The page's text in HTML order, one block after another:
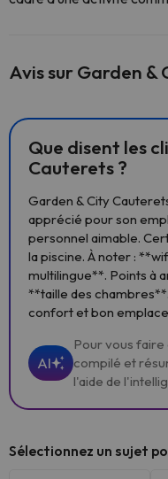
Avis sur Garden
Que disent les
Cauterets ?
Garden & City
apprécié pour son
personnel aimable.
la piscine. À noter :
multilingue**. Points à
**taille des
confort et bon
AI
Pour vous faire
compilé et
l'aide de
Sélectionnez un sujet